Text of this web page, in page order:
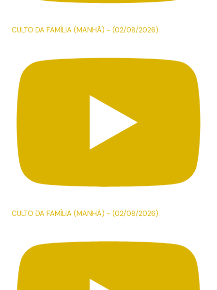
CULTO DA FAMÍLIA (MANHÃ) - (02/08/2026).
CULTO DA FAMÍLIA (MANHÃ) - (02/08/2026).